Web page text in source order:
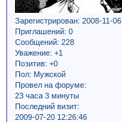
Зарегистрирован: 2008-11-06
Приглашений: 0
Сообщений: 228
Уважение: +1
Позитив: +0
Пол: Мужской
Провел на форуме:
23 часа 3 минуты
Последний визит:
2009-07-20 12:26:46